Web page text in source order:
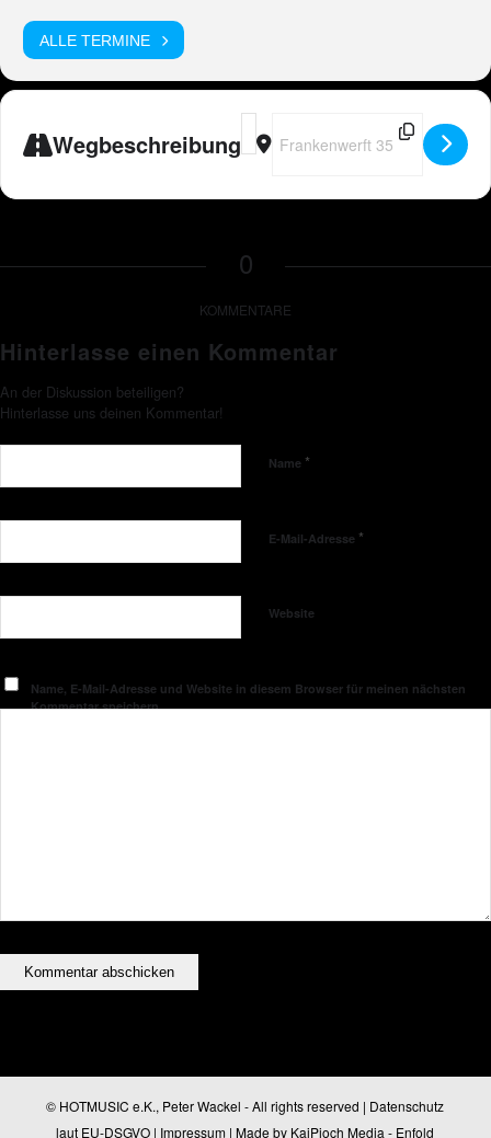
ALLE TERMINE
Wegbeschreibung
Address - DE - Peter Wackel LIVE
Destination Address - DE -
0
KOMMENTARE
Hinterlasse einen Kommentar
An der Diskussion beteiligen?
Hinterlasse uns deinen Kommentar!
Name *
E-Mail-Adresse *
Website
Name, E-Mail-Adresse und Website in diesem Browser für meinen nächsten
Kommentar speichern.
© HOTMUSIC e.K., Peter Wackel - All rights reserved | Datenschutz
laut EU-DSGVO | Impressum | Made by KaiPioch Media - Enfold